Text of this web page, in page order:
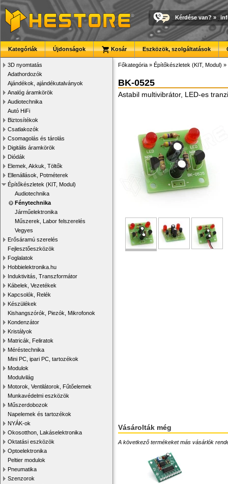
Kérdése van? »
Kategóriák Újdonságok Kosár Eszközök, szolgáltatások
3D nyomtatás
Adathordozók
Ajándékok, ajándékutalványok
Analóg áramkörök
Audiotechnika
Autó HiFi
Biztosítékok
Csatlakozók
Csomagolás és tárolás
Digitális áramkörök
Diódák
Elemek, Akkuk, Töltők
Ellenállások, Potméterek
Építőkészletek (KIT, Modul)
Audiotechnika
Fénytechnika
Járműelektronika
Műszerek, Labor felszerelés
Vegyes
Erősáramú szerelés
Fejlesztőeszközök
Foglalatok
Hobbielektronika.hu
Induktivitás, Transzformátor
Kábelek, Vezetékek
Kapcsolók, Relék
Készülékek
Kishangszórók, Piezók, Mikrofonok
Kondenzátor
Kristályok
Matricák, Feliratok
Méréstechnika
Mini PC, ipari PC, tartozékok
Modulok
Modulvilág
Motorok, Ventilátorok, Fűtőelemek
Munkavédelmi eszközök
Műszerdobozok
Napelemek és tartozékok
NYÁK-ok
Okosotthon, Lakáselektronika
Oktatási eszközök
Optoelektronika
Peltier modulok
Pneumatika
Szenzorok
Főkategória » Építőkészletek (KIT, Modul) »
BK-0525
Astabil multivibrátor, LED-es
Vásárolták még
A következő termékeket más vásárlók